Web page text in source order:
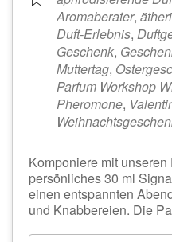
Aromaberater,
Duft-Erlebnis,
Geschenk,
Muttertag,
Parfum Workshop
Pheromone,
Komponiere mit
persönliches 30 ml
einen entspannten
und Knabbereien. Die